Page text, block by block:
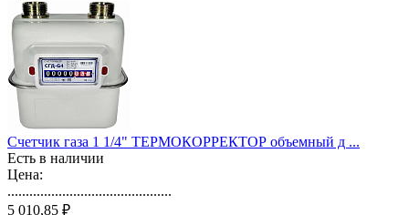
Счетчик газа 1 1/4" ТЕРМОКОРРЕКТОР объемный д ...
Есть в наличии
Цена:
.............................................
5 010,85 ₽